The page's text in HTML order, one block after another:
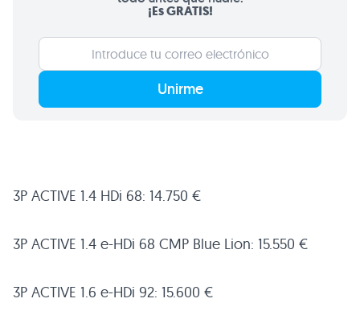
¡Es GRATIS!
Unirme
3P ACTIVE 1 .4 HDi 68: 14.750 €
3P ACTIVE 1 .4 e-HDi 68 CMP Blue Lion: 15.550 €
3P ACTIVE 1 .6 e-HDi 92: 15.600 €